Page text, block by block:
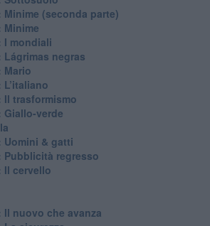
Minime (seconda parte)
Minime
​I mondiali
​Lágrimas negras
Mario
L’italiano
Il trasformismo
Giallo-verde
Uomini & gatti
​Pubblicità regresso
Il cervello
Il nuovo che avanza